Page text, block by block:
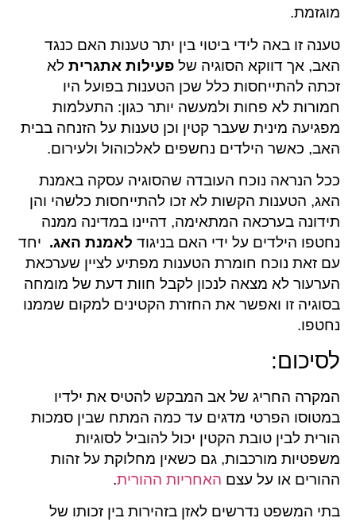
מוגזמת.
טענה זו באה לידי ביטוי בין יתר טענות האם כנגד
האב, אך דווקא הסוגיה של פעילות אתגרית לא
זכתה להתייחסות כלל שכן הטענות בפועל היו
חמורות לא פחות ולמעשה יותר כגון: התעלמות
מפגיעה מינית שעבר קטין וכן טענות על הזנחה בבית
האב, כאשר הילדים נחשפים לאלכוהול ולעירום.
ככל הנראה נוכח העובדה שהסוגיה עסקה באמנת
האג, הטענות הקשות לא זכו להתייחסות כלשהי והן
תידונה בערכאה המתאימה, דהיינו במדינה ממנה
נחטפו הילדים על ידי האם בניגוד לאמנת האג. יחד
עם זאת נוכח חומרת הטענות מפתיע לציין שערכאת
הערעור לא מצאה לנכון לקבל חוות דעת של מומחה
בסוגיה זו ואפשר את החזרת הקטינים למקום שממנו
נחטפו.
לסיכום:
המקרה החריג של אב המבקש להטיס את ילדיו
במטוסו הפרטי מדגים עד כמה המתח שבין סמכות
הורית לבין טובת הקטין יכול להוביל לסוגיות
משפטיות מורכבות, גם כשאין מחלוקת על זהות
ההורים או על עצם האחריות ההורית.
בתי המשפט נדרשים לאזן בזהירות בין זכותו של